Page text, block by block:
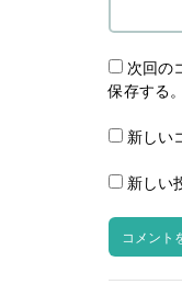
次回の
保存する。
新しい
新しい